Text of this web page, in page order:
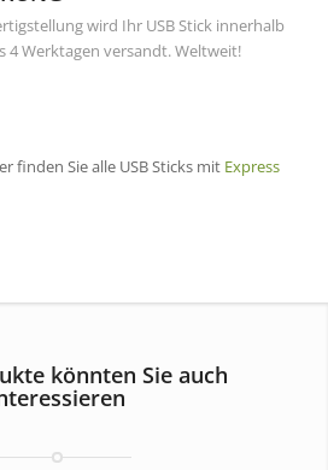
wird Ihr USB Stick innerhalb
4 Werktagen versandt. Weltweit!
finden Sie alle USB Sticks mit Express
könnten Sie auch